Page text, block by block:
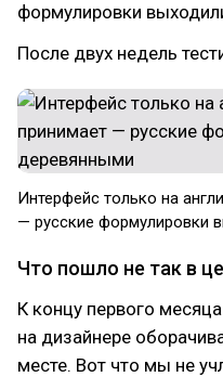
формулировки
После двух недель
Интерфейс только на
— русские формулировки
Что пошло не так в
К концу первого
на дизайнере
месте. Вот что мы не